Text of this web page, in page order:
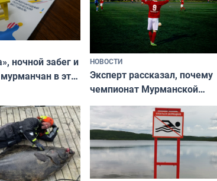
ночной забег и
в эти
НОВОСТИ
Эксперт рассказал, почему
чемпионат Мурманской
области по футболу остался
незамеченным